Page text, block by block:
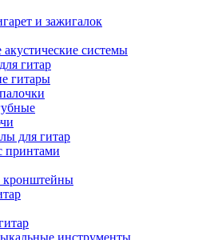
и зажигалок
системы
гитар
гитары
для гитар
принтами
кронштейны
инструменты